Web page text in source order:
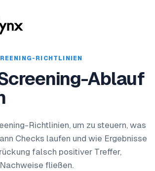
RICHTLINIEN
Ablauf
Richtlinien, um zu steuern, was
Checks laufen und wie Ergebnisse
falsch positiver Treffer,
fließen.